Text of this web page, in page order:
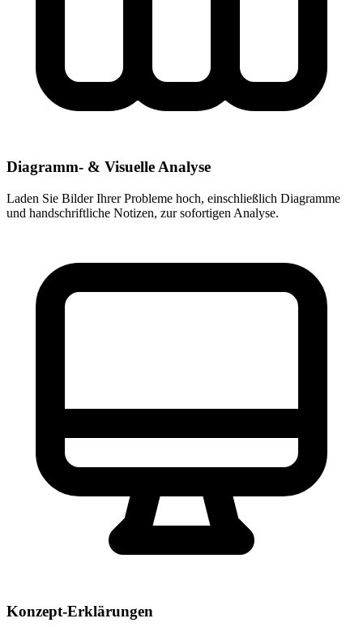
Diagramm- & Visuelle Analyse
Laden Sie Bilder Ihrer Probleme hoch, einschließlich Diagramme
und handschriftliche Notizen, zur sofortigen Analyse.
Konzept-Erklärungen